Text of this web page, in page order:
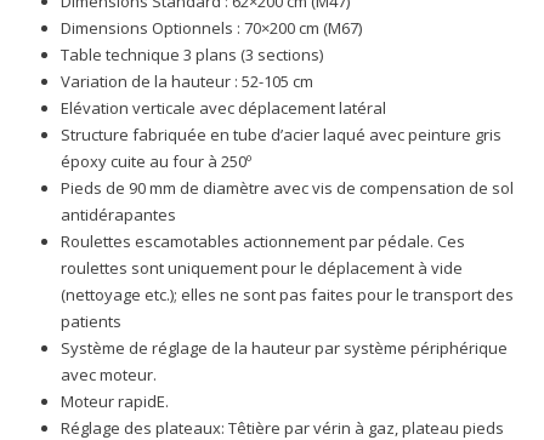
Dimensions Optionnels : 70×200 cm (M67)
Table technique 3 plans (3 sections)
Variation de la hauteur : 52-105 cm
Elévation verticale avec déplacement latéral
Structure fabriquée en tube d’acier laqué avec peinture gris
époxy cuite au four à 250º
Pieds de 90 mm de diamètre avec vis de compensation de sol
antidérapantes
Roulettes escamotables actionnement par pédale. Ces
roulettes sont uniquement pour le déplacement à vide
(nettoyage etc.); elles ne sont pas faites pour le transport des
patients
Système de réglage de la hauteur par système périphérique
avec moteur.
Moteur rapidE.
Réglage des plateaux: Têtière par vérin à gaz, plateau pieds